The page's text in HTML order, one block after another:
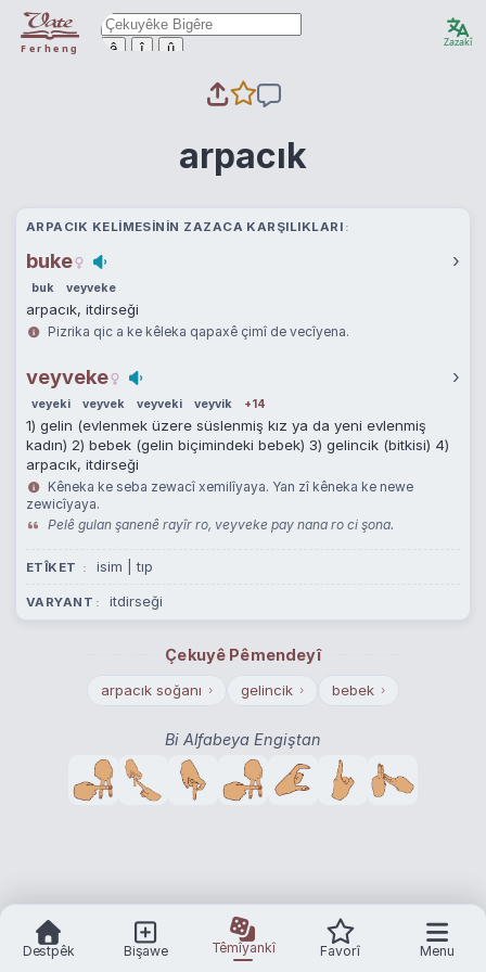
Ferheng ê î û Zazakî
arpacık
ARPACIK KELIMESININ ZAZACA KARŞILIKLARI
buke ›
buk veyveke
arpacık, itdirseği
Pizrika qic a ke kêleka qapaxê çimî de vecîyena.
veyveke ›
veyeki veyvek veyveki veyvik +14
1) gelin (evlenmek üzere süslenmiş kız ya da yeni evlenmiş
kadın) 2) bebek (gelin biçimindeki bebek) 3) gelincik (bitkisi) 4)
arpacık, itdirseği
Kêneka ke seba zewacî xemilîyaya. Yan zî kêneka ke newe
zewicîyaya.
Pelê gulan şanenê rayîr ro, veyveke pay nana ro ci şona.
ETÎKET isim | tıp
VARYANT itdirseği
Çekuyê Pêmendeyî
arpacık soğanı › gelincik › bebek ›
Bi Alfabeya Engiştan
Destpêk Bişawe Têmîyankî Favorî Menu